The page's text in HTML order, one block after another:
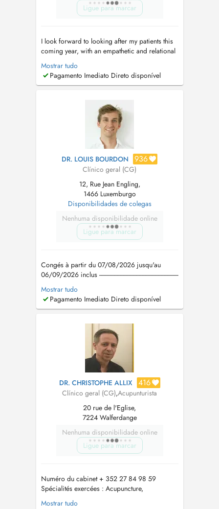
Ligue para marcar
I look forward to looking after my patients this
coming year, with an empathetic and relational
approach. I am keen on evidence-based and
experiential strategies and keep an open mind
with regards to healing. As your doctor I am
Mostrar tudo
Pagamento Imediato Direto disponível
DR. LOUIS BOURDON 936
Clínico geral (CG)
12, Rue Jean Engling,
1466 Luxemburgo
Disponibilidades de colegas
Nenhuma disponibilidade online
Ligue para marcar
Congés à partir du 07/08/2026 jusqu'au
06/09/2026 inclus ------------------------------------------------------
---------------------------------------------------------------------- Tel: +352
661 471 841 e-mail:louis-
bourdon@hotmail.comNe réalise pas de
Mostrar tudo
Pagamento Imediato Direto disponível
DR. CHRISTOPHE ALLIX 416
Clínico geral (CG),Acupunturista
20 rue de l'Eglise,
7224 Walferdange
Nenhuma disponibilidade online
Ligue para marcar
Numéro du cabinet + 352 27 84 98 59
Spécialités exercées : Acupuncture,
Phytotherapie , Complémentation alimentaire
Mostrar tudo